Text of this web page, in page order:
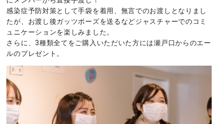
感染症予防対策として手袋を着用、無言でのお渡しとなりまし
たが、お渡し後ガッツボーズを送るなどジャスチャーでのコミ
ュニケーションを楽しみました。
さらに、3種類全てをご購入いただいた方には瀬戸口からのエー
ルのプレゼント。